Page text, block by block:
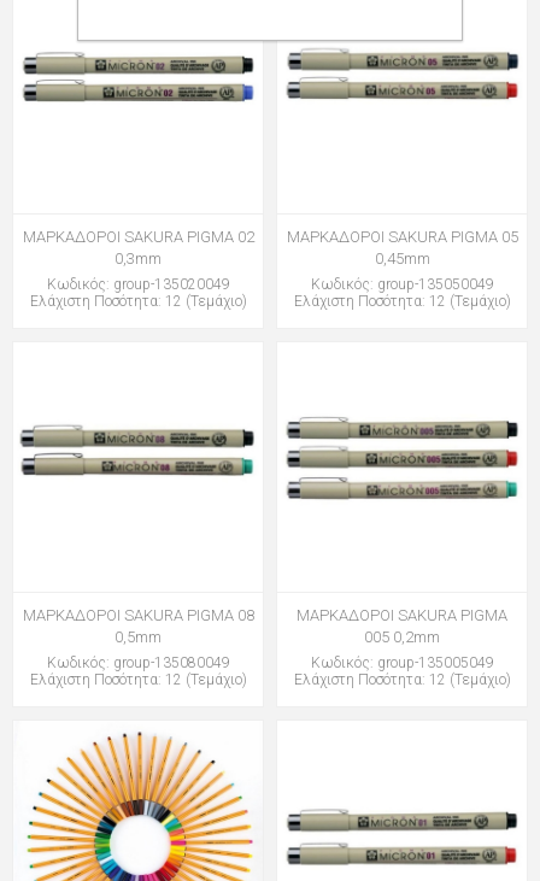
ΜΑΡΚΑΔΟΡΟΙ SAKURA PIGMA 02
0,3mm
Κωδικός: group-135020049
Ελάχιστη Ποσότητα: 12 (Τεμάχιο)
ΜΑΡΚΑΔΟΡΟΙ SAKURA PIGMA 05
0,45mm
Κωδικός: group-135050049
Ελάχιστη Ποσότητα: 12 (Τεμάχιο)
ΜΑΡΚΑΔΟΡΟΙ SAKURA PIGMA 08
0,5mm
Κωδικός: group-135080049
Ελάχιστη Ποσότητα: 12 (Τεμάχιο)
ΜΑΡΚΑΔΟΡΟΙ SAKURA PIGMA
005 0,2mm
Κωδικός: group-135005049
Ελάχιστη Ποσότητα: 12 (Τεμάχιο)